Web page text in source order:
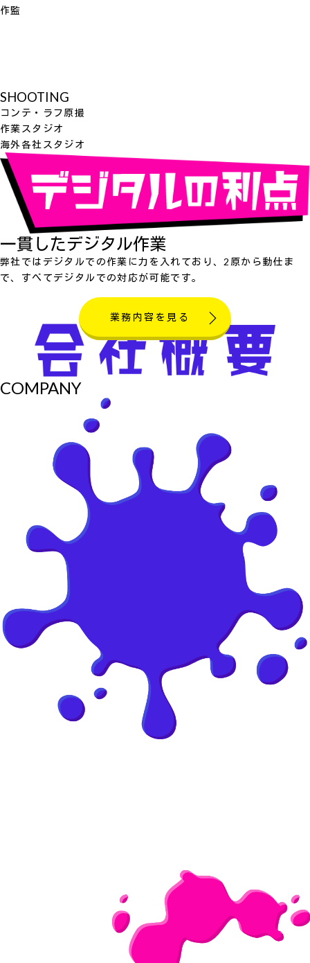
作監
SHOOTING
コンテ・ラフ原撮
作業スタジオ
海外各社スタジオ
一貫したデジタル作業
弊社ではデジタルでの作業に力を入れており、2原から動仕ま
で、すべてデジタルでの対応が可能です。
業務内容を見る
COMPANY